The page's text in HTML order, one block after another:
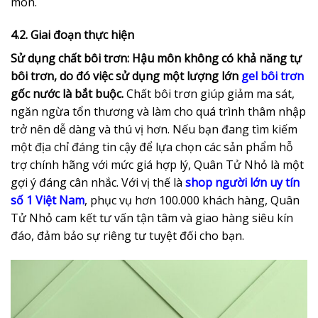
4.2. Giai đoạn thực hiện
Sử dụng chất bôi trơn: Hậu môn không có khả năng tự
bôi trơn, do đó việc sử dụng một lượng lớn gel bôi trơn
gốc nước là bắt buộc.Chất bôi trơn giúp giảm ma sát,
ngăn ngừa tổn thương và làm cho quá trình thâm nhập
trở nên dễ dàng và thú vị hơn. Nếu bạn đang tìm kiếm
một địa chỉ đáng tin cậy để lựa chọn các sản phẩm hỗ
trợ chính hãng với mức giá hợp lý, Quân Tử Nhỏ là một
gợi ý đáng cân nhắc. Với vị thế là shop người lớn uy tín
số 1 Việt Nam, phục vụ hơn 100.000 khách hàng, Quân
Tử Nhỏ cam kết tư vấn tận tâm và giao hàng siêu kín
đáo, đảm bảo sự riêng tư tuyệt đối cho bạn.